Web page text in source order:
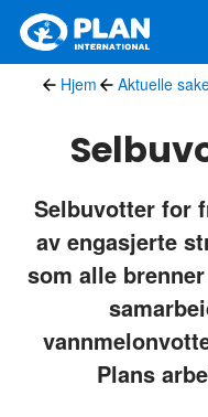
Hopp
hovedinnhold
Hjem Aktuelle
Selbuvotter for
av engasjerte
som alle
Plans